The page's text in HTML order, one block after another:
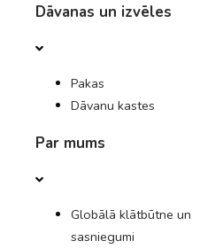
Dāvanas un izvēles
Pakas
Dāvanu kastes
Par mums
Globālā klātbūtne un
sasniegumi